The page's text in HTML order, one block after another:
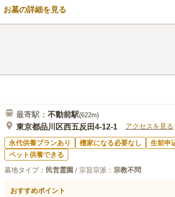
好です。明るい雰囲気の中、落ち着いた気持ち
できます。「プレート墓」と納骨堂「涅槃堂壁
ます。
お墓の詳細を見る
最寄駅： 不動前駅(622m)
東京都品川区西五反田4-12-1 アクセスを見る
永代供養プランあり 檀家になる必要なし
生前申
ペット供養できる
墓地タイプ： 民営霊園 / 宗旨宗派： 宗教不問
おすすめポイント